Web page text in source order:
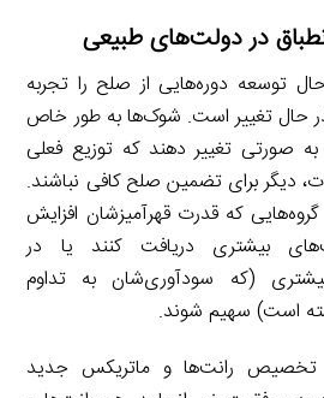
در دولت‌های طبیعی
توسعه دوره‌هایی از صلح را تجربه
حال تغییر است. شوک‌ها به طور خاص
به صورتی تغییر دهند که توزیع فعلی
دیگر برای تضمین صلح کافی نباشند.
که قدرت قهرآمیزشان افزایش
بیشتری دریافت کنند یا در
(که سودآوری‌شان به تداوم
است) سهیم شوند.
تخصیص رانت‌ها و ماتریکس جدید